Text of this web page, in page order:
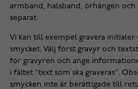
armband, halsband, örhängen och
separat.
Vi kan till exempel gravera
smycket. Välj först gravyr och
för gravyren och ange
i fältet "text som ska graveras".
smycken inte är berättigade till